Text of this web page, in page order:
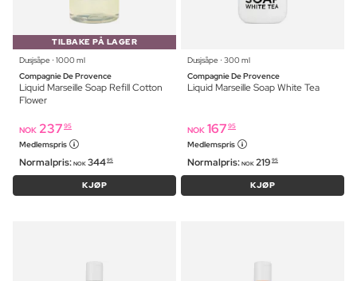
TILBAKE PÅ LAGER
Dusjsåpe ⋅ 1000 ml
Compagnie De Provence
Liquid Marseille Soap Refill Cotton
Flower
NOK 237 95
Medlemspris
Normalpris: NOK 34495
KJØP
Dusjsåpe ⋅ 300 ml
Compagnie De Provence
Liquid Marseille Soap White Tea
NOK 167 95
Medlemspris
Normalpris: NOK 219 95
KJØP